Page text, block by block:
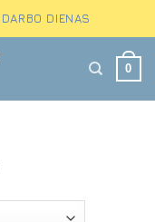
DIENAS
0